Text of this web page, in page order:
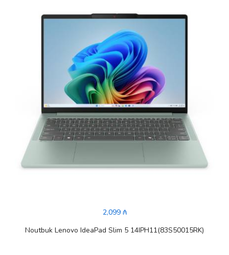
2,099 ₼
Noutbuk Lenovo IdeaPad Slim 5 14IPH11(83S50015RK)